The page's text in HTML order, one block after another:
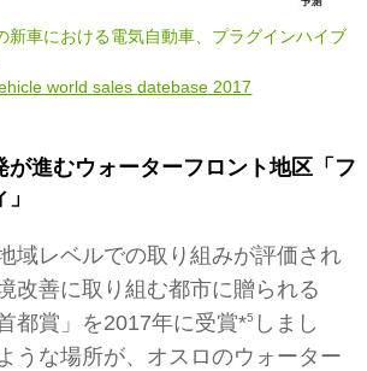
新車における電気自動車、プラグインハイブ
world sales datebase 2017
が進むウォーターフロント地区「フ
域レベルでの取り組みが評価され
改善に取り組む都市に贈られる
都賞」を2017年に受賞*5 しまし
うな場所が、オスロのウォーター